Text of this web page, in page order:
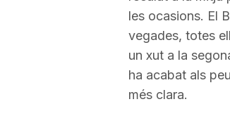
a
les ocasions. El
vegades, totes
un xut a la
ha acabat als
més clara.